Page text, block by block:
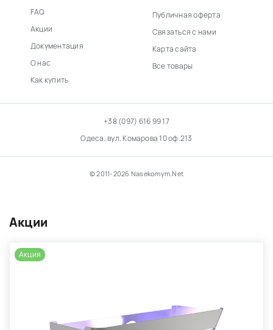
Акции
Акция
FAQ
Акции
Документация
О нас
Как купить
Публичная оферта
Связаться с нами
Карта сайта
Все товары
+38 (097) 616 99 17
Одеса, вул. Комарова 10 оф.213
© 2011-2026 Nasekomym.Net